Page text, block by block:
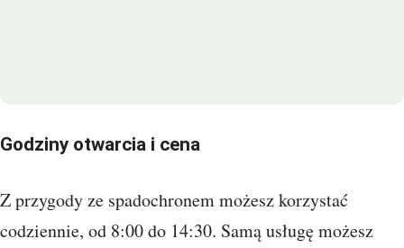
Godziny otwarcia i cena
Z przygody ze spadochronem możesz korzystać
codziennie, od 8:00 do 14:30. Samą usługę możesz